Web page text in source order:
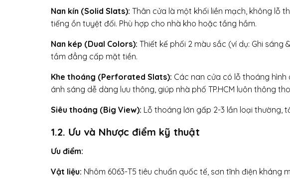
Nan kín (Solid Slats): Thân cửa là một khối liền mạch, không lỗ
tiếng ồn tuyệt đối. Phù hợp cho nhà kho hoặc tầng hầm.
Nan kép (Dual Colors): Thiết kế phối 2 màu sắc (ví dụ: Ghi sáng
tầm đẳng cấp mặt tiền.
Khe thoáng (Perforated Slats): Các nan cửa có lỗ thoáng hình
ánh sáng dễ dàng lưu thông, giúp nhà phố TP.HCM luôn thông
Siêu thoáng (Big View): Lỗ thoáng lớn gấp 2-3 lần loại thường,
1.2. Ưu và Nhược điểm kỹ thuật
Ưu điểm:
Vật liệu: Nhôm 6063-T5 tiêu chuẩn quốc tế, sơn tĩnh điện kháng